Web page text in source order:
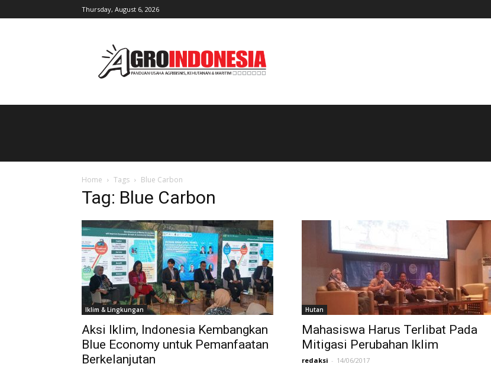
Thursday, August 6, 2026
Home Tags Blue Carbon
Tag: Blue Carbon
Iklim & Lingkungan
Aksi Iklim, Indonesia Kembangkan
Blue Economy untuk Pemanfaatan
Berkelanjutan
Hutan
Mahasiswa Harus Terlibat Pada
Mitigasi Perubahan Iklim
redaksi - 14/06/2017